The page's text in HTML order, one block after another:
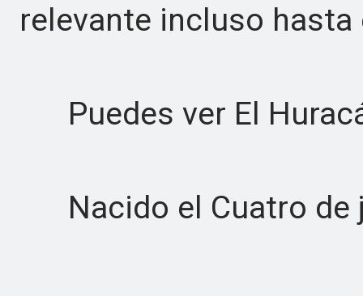
relevante incluso hasta
Puedes ver El
Nacido el Cuatro de